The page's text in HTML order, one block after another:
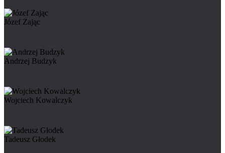
Józef Zając
Andrzej Budzyk
Wojciech Kowalczyk
Tadeusz Głodek